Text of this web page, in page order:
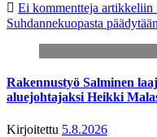
Ei kommentteja artikkeliin
Suhdannekuopasta
Rakennustyö Salminen
aluejohtajaksi Heikki
Kirjoitettu 5.8.2026